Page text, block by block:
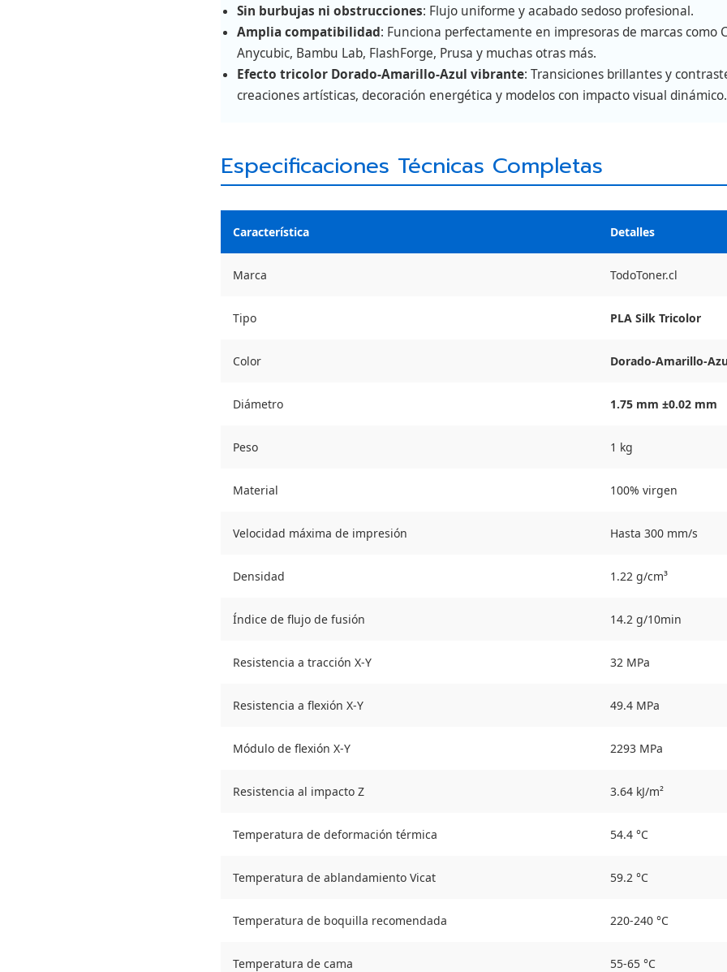
Sin burbujas ni obstrucciones: Flujo uniforme y acabado sedoso profesional.
Amplia compatibilidad: Funciona perfectamente en impresoras de marcas como
Anycubic, Bambu Lab, FlashForge, Prusa y muchas otras más.
Efecto tricolor Dorado-Amarillo-Azul vibrante: Transiciones brillantes y
creaciones artísticas, decoración energética y modelos con impacto visual dinámico.
Especificaciones Técnicas Completas
Característica Detalles
Marca TodoToner.cl
Tipo PLA Silk Tricolor
Color Dorado-Amarillo-
Diámetro 1.75 mm ±0.02 mm
Peso 1 kg
Material 100% virgen
Velocidad máxima de impresión Hasta 300 mm/s
Densidad 1.22 g/cm³
Índice de flujo de fusión 14.2 g/10min
Resistencia a tracción X-Y 32 MPa
Resistencia a flexión X-Y 49.4 MPa
Módulo de flexión X-Y 2293 MPa
Resistencia al impacto Z 3.64 kJ/m²
Temperatura de deformación térmica 54.4 °C
Temperatura de ablandamiento Vicat 59.2 °C
Temperatura de boquilla recomendada 220-240 °C
Temperatura de cama 55-65 °C